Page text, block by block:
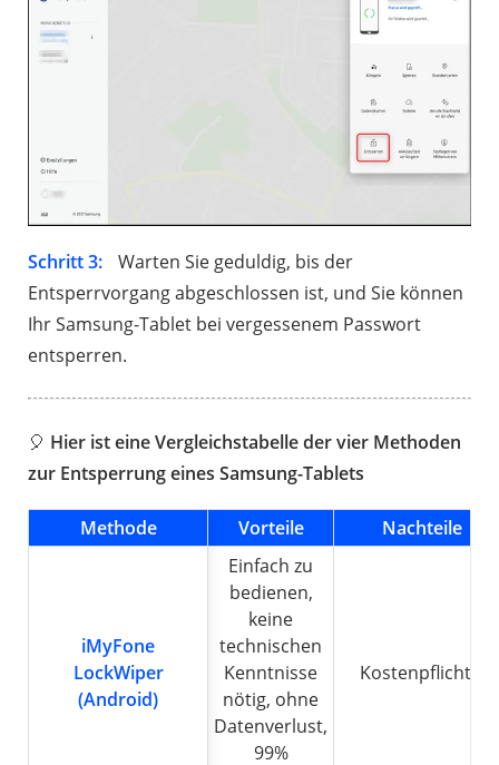
Schritt 3:
Warten Sie geduldig, bis der
Entsperrvorgang abgeschlossen ist, und Sie können
Ihr Samsung-Tablet bei vergessenem Passwort
entsperren.
🎈 Hier ist eine Vergleichstabelle der vier Methoden
zur Entsperrung eines Samsung-Tablets
Vorteile
Nachteile
Einfach zu
bedienen,
keine
technischen
Kenntnisse
nötig, ohne
Datenverlust,
99%
Kostenpflichtig
Methode
iMyFone
LockWiper
(Android)